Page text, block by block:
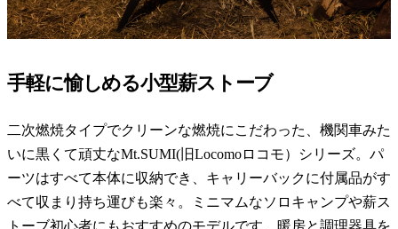
手軽に愉しめる小型薪ストーブ
二次燃焼タイプでクリーンな燃焼にこだわった、機関車みた
いに黒くて頑丈なMt.SUMI(旧Locomoロコモ）シリーズ。パ
ーツはすべて本体に収納でき、キャリーバックに付属品がす
べて収まり持ち運びも楽々。ミニマムなソロキャンプや薪ス
トーブ初心者にもおすすめのモデルです。暖房と調理器具を